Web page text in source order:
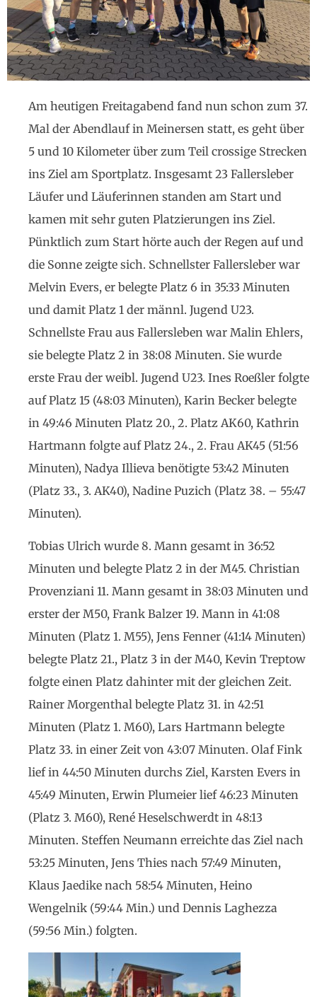
Am heutigen Freitagabend fand nun schon zum 37.
Mal der Abendlauf in Meinersen statt, es geht über
5 und 10 Kilometer über zum Teil crossige Strecken
ins Ziel am Sportplatz. Insgesamt 23 Fallersleber
Läufer und Läuferinnen standen am Start und
kamen mit sehr guten Platzierungen ins Ziel.
Pünktlich zum Start hörte auch der Regen auf und
die Sonne zeigte sich. Schnellster Fallersleber war
Melvin Evers, er belegte Platz 6 in 35:33 Minuten
und damit Platz 1 der männl. Jugend U23.
Schnellste Frau aus Fallersleben war Malin Ehlers,
sie belegte Platz 2 in 38:08 Minuten. Sie wurde
erste Frau der weibl. Jugend U23. Ines Roeßler folgte
auf Platz 15 (48:03 Minuten), Karin Becker belegte
in 49:46 Minuten Platz 20., 2. Platz AK60, Kathrin
Hartmann folgte auf Platz 24., 2. Frau AK45 (51:56
Minuten), Nadya Illieva benötigte 53:42 Minuten
(Platz 33., 3. AK40), Nadine Puzich (Platz 38. – 55:47
Minuten).
Tobias Ulrich wurde 8. Mann gesamt in 36:52
Minuten und belegte Platz 2 in der M45. Christian
Provenziani 11. Mann gesamt in 38:03 Minuten und
erster der M50, Frank Balzer 19. Mann in 41:08
Minuten (Platz 1. M55), Jens Fenner (41:14 Minuten)
belegte Platz 21., Platz 3 in der M40, Kevin Treptow
folgte einen Platz dahinter mit der gleichen Zeit.
Rainer Morgenthal belegte Platz 31. in 42:51
Minuten (Platz 1. M60), Lars Hartmann belegte
Platz 33. in einer Zeit von 43:07 Minuten. Olaf Fink
lief in 44:50 Minuten durchs Ziel, Karsten Evers in
45:49 Minuten, Erwin Plumeier lief 46:23 Minuten
(Platz 3. M60), René Heselschwerdt in 48:13
Minuten. Steffen Neumann erreichte das Ziel nach
53:25 Minuten, Jens Thies nach 57:49 Minuten,
Klaus Jaedike nach 58:54 Minuten, Heino
Wengelnik (59:44 Min.) und Dennis Laghezza
(59:56 Min.) folgten.